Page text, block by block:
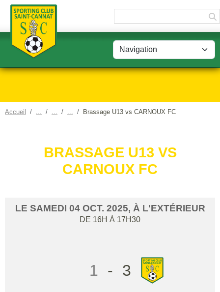
Accueil Brassage U13 vs CARNOUX FC
BRASSAGE U13 VS
CARNOUX FC
LE SAMEDI 04 OCT. 2025, À L'EXTÉRIEUR
DE 16H À 17H30
1 - 3
Panneau de gestion des cookies